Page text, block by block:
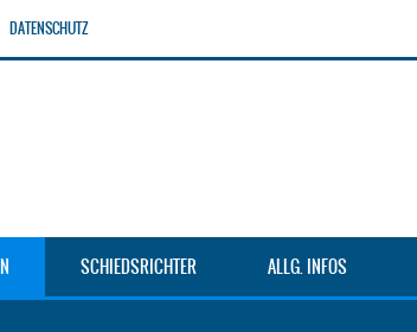
DATENSCHUTZ
SCHIEDSRICHTER ALLG. INFOS